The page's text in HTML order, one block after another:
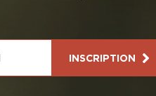
INSCRIPTION